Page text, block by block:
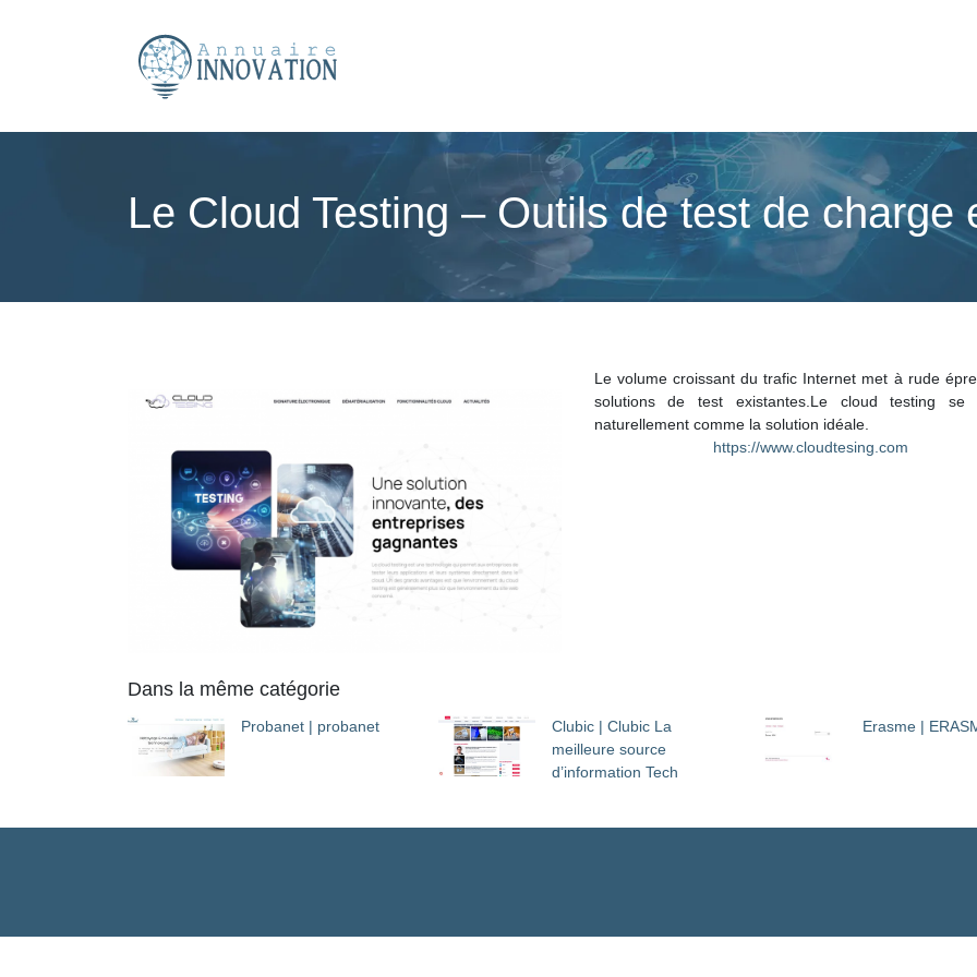
Le Cloud Testing – Outils de test de charge
Le volume croissant du trafic Internet met à rude
solutions de test existantes.Le cloud testing se
naturellement comme la solution idéale.
https://www.cloudtesing.com
Dans la même catégorie
Probanet | probanet
Clubic | Clubic La
meilleure source
d’information Tech
Erasme |